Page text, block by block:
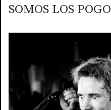
SOMOS LOS POGO